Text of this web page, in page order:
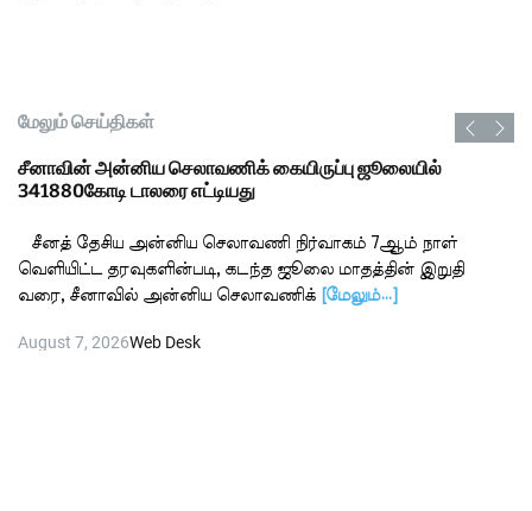
மேலும் செய்திகள்
சீனாவின் அன்னிய செலாவணிக் கையிருப்பு ஜூலையில்
341880கோடி டாலரை எட்டியது
சீனத் தேசிய அன்னிய செலாவணி நிர்வாகம் 7ஆம் நாள்
வெளியிட்ட தரவுகளின்படி, கடந்த ஜூலை மாதத்தின் இறுதி
வரை, சீனாவில் அன்னிய செலாவணிக்
[மேலும்…]
August 7, 2026Web Desk